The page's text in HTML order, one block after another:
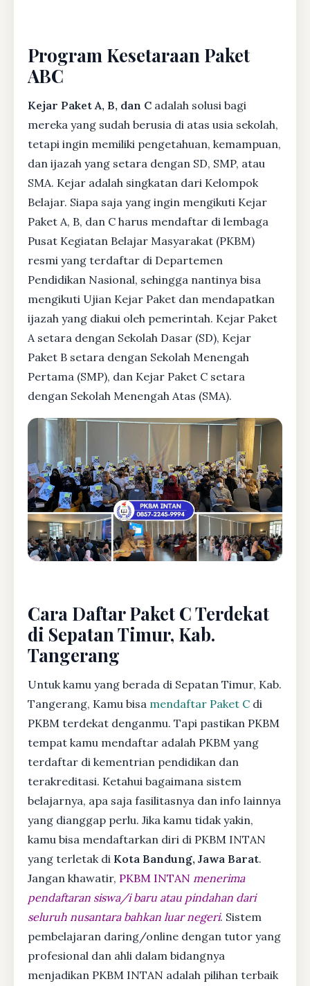
Program Kesetaraan Paket
ABC
Kejar Paket A, B, dan C adalah solusi bagi
mereka yang sudah berusia di atas usia sekolah,
tetapi ingin memiliki pengetahuan, kemampuan,
dan ijazah yang setara dengan SD, SMP, atau
SMA. Kejar adalah singkatan dari Kelompok
Belajar. Siapa saja yang ingin mengikuti Kejar
Paket A, B, dan C harus mendaftar di lembaga
Pusat Kegiatan Belajar Masyarakat (PKBM)
resmi yang terdaftar di Departemen
Pendidikan Nasional, sehingga nantinya bisa
mengikuti Ujian Kejar Paket dan mendapatkan
ijazah yang diakui oleh pemerintah. Kejar Paket
A setara dengan Sekolah Dasar (SD), Kejar
Paket B setara dengan Sekolah Menengah
Pertama (SMP), dan Kejar Paket C setara
dengan Sekolah Menengah Atas (SMA).
Cara Daftar Paket C Terdekat
di Sepatan Timur, Kab.
Tangerang
Untuk kamu yang berada di Sepatan Timur, Kab.
Tangerang, Kamu bisa mendaftar Paket C di
PKBM terdekat denganmu. Tapi pastikan PKBM
tempat kamu mendaftar adalah PKBM yang
terdaftar di kementrian pendidikan dan
terakreditasi. Ketahui bagaimana sistem
belajarnya, apa saja fasilitasnya dan info lainnya
yang dianggap perlu. Jika kamu tidak yakin,
kamu bisa mendaftarkan diri di PKBM INTAN
yang terletak di Kota Bandung, Jawa Barat.
Jangan khawatir, PKBM INTAN menerima
pendaftaran siswa/i baru atau pindahan dari
seluruh nusantara bahkan luar negeri. Sistem
pembelajaran daring/online dengan tutor yang
profesional dan ahli dalam bidangnya
menjadikan PKBM INTAN adalah pilihan terbaik